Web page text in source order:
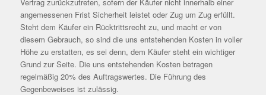
angemessenen Frist Sicherheit leistet oder Zug um Zug erfüllt.
Steht dem Käufer ein Rücktrittsrecht zu, und macht er von
diesem Gebrauch, so sind die uns entstehenden Kosten in voller
Höhe zu erstatten, es sei denn, dem Käufer steht ein wichtiger
Grund zur Seite. Die uns entstehenden Kosten betragen
regelmäßig 20% des Auftragswertes. Die Führung des
Gegenbeweises ist zulässig.